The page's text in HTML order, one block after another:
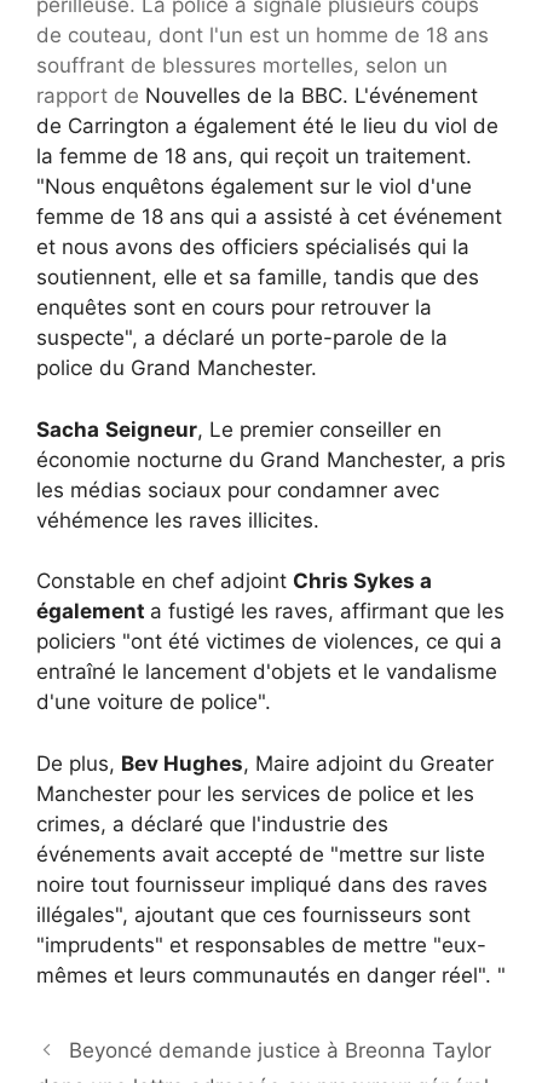
périlleuse. La police a signalé plusieurs coups
de couteau, dont l'un est un homme de 18 ans
souffrant de blessures mortelles, selon un
rapport de Nouvelles de la BBC. L'événement
de Carrington a également été le lieu du viol de
la femme de 18 ans, qui reçoit un traitement.
"Nous enquêtons également sur le viol d'une
femme de 18 ans qui a assisté à cet événement
et nous avons des officiers spécialisés qui la
soutiennent, elle et sa famille, tandis que des
enquêtes sont en cours pour retrouver la
suspecte", a déclaré un porte-parole de la
police du Grand Manchester.
Sacha Seigneur, Le premier conseiller en
économie nocturne du Grand Manchester, a pris
les médias sociaux pour condamner avec
véhémence les raves illicites.
Constable en chef adjoint Chris Sykes a
également a fustigé les raves, affirmant que les
policiers "ont été victimes de violences, ce qui a
entraîné le lancement d'objets et le vandalisme
d'une voiture de police".
De plus, Bev Hughes, Maire adjoint du Greater
Manchester pour les services de police et les
crimes, a déclaré que l'industrie des
événements avait accepté de "mettre sur liste
noire tout fournisseur impliqué dans des raves
illégales", ajoutant que ces fournisseurs sont
"imprudents" et responsables de mettre "eux-
mêmes et leurs communautés en danger réel". "
Beyoncé demande justice à Breonna Taylor